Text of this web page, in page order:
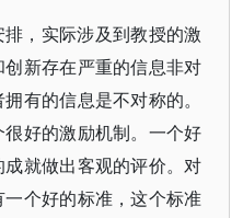
，实际涉及到教授的激
新存在严重的信息非对
有的信息是不对称的。
好的激励机制。一个好
就做出客观的评价。对
个好的标准，这个标准